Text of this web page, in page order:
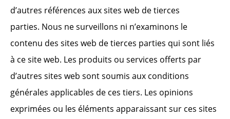
d’autres références aux sites web de tierces
parties. Nous ne surveillons ni n’examinons le
contenu des sites web de tierces parties qui sont liés
à ce site web. Les produits ou services offerts par
d’autres sites web sont soumis aux conditions
générales applicables de ces tiers. Les opinions
exprimées ou les éléments apparaissant sur ces sites